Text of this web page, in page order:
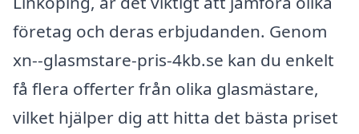
företag och deras erbjudanden. Genom
xn--glasmstare-pris-4kb.se kan du enkelt
få flera offerter från olika glasmästare,
vilket hjälper dig att hitta det bästa priset